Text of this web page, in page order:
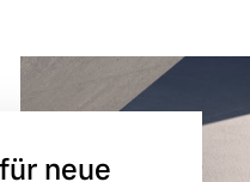
neue